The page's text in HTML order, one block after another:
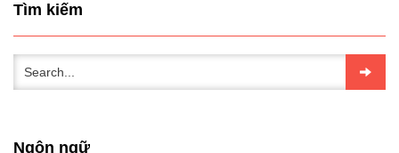
Tìm kiếm
Ngôn ngữ